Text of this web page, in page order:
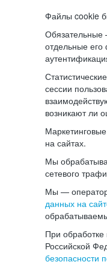
Файлы cookie
Обязательные
отдельные
сессии
возникают ли
на сайтах.
Мы
сетевого
Мы —
данных на
При
Российской
безопасности